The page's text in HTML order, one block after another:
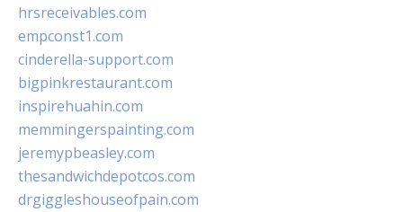
hrsreceivables.com
empconst1.com
cinderella-support.com
bigpinkrestaurant.com
inspirehuahin.com
memmingerspainting.com
jeremypbeasley.com
thesandwichdepotcos.com
drgiggleshouseofpain.com